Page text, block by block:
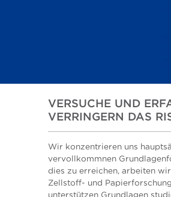
VERSUCHE UND
VERRINGERN DAS
Wir konzentrieren uns
vervollkommnen
dies zu erreichen, arbeiten
Zellstoff- und
unterstützen Grundlagen